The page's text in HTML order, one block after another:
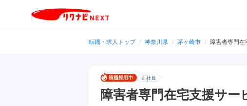
転職・求人トップ / 神奈川県 / 茅ヶ崎市 / 障害者専門在
正社員
障害者専門在宅支援サ